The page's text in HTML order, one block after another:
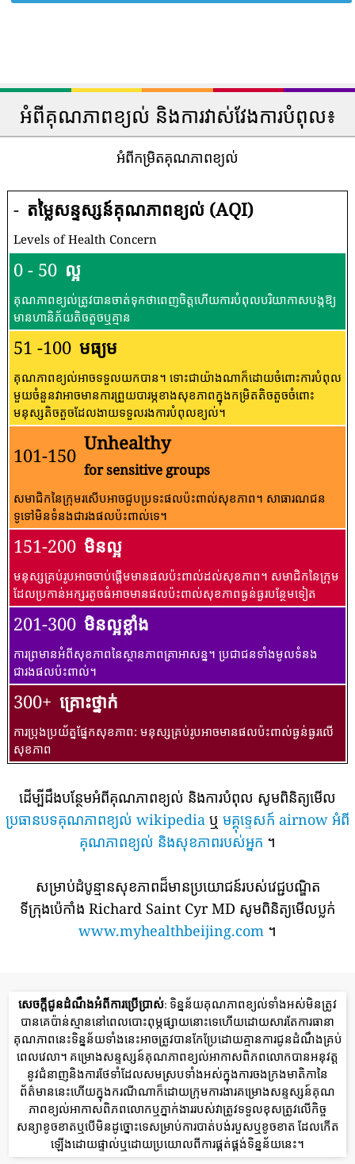
អំពីគុណភាពខ្យល់ និងការវាស់វែងការបំពុល៖
អំពីកម្រិតគុណភាពខ្យល់
- តម្លៃសន្ទស្សន៍គុណភាពខ្យល់ (AQI)
Levels of Health Concern
0 - 50 ល្អ
គុណភាពខ្យល់ត្រូវបានចាត់ទុកថាពេញចិត្តហើយការបំពុលបរិយាកាសបង្កឱ្យ
មានហានិភ័យតិចតួចឬគ្មាន
51 -100 មធ្យម
គុណភាពខ្យល់អាចទទួលយកបាន។ ទោះជាយ៉ាងណាក៏ដោយចំពោះការបំពុល
មួយចំនួនវាអាចមានការព្រួយបារម្ភខាងសុខភាពក្នុងកម្រិតតិចតួចចំពោះ
មនុស្សតិចតួចដែលងាយទទួលរងការបំពុលខ្យល់។
101-150
Unhealthy
for sensitive groups
សមាជិកនៃក្រុមរសើបអាចជួបប្រទះផលប៉ះពាល់សុខភាព។ សាធារណជន​
ទូទៅ​មិន​ទំនង​ជា​រង​ផល​ប៉ះពាល់​ទេ។
151-200 មិនល្អ
មនុស្សគ្រប់រូបអាចចាប់ផ្តើមមានផលប៉ះពាល់ដល់សុខភាព។ សមាជិកនៃក្រុម
ដែលប្រកាន់អក្សរតូចធំអាចមានផលប៉ះពាល់សុខភាពធ្ងន់ធ្ងរបន្ថែមទៀត
201-300 មិនល្អខ្លាំង
ការព្រមានអំពីសុខភាពនៃស្ថានភាពគ្រាអាសន្ន។ ប្រជាជនទាំងមូលទំនង
ជារងផលប៉ះពាល់។
300+ គ្រោះថ្នាក់
ការប្រុងប្រយ័ត្នផ្នែកសុខភាព: មនុស្សគ្រប់រូបអាចមានផលប៉ះពាល់ធ្ងន់ធ្ងរលើ
សុខភាព
ដើម្បីដឹងបន្ថែមអំពីគុណភាពខ្យល់ និងការបំពុល សូមពិនិត្យមើល
ប្រធានបទគុណភាពខ្យល់ wikipedia ឬ មគ្គុទ្ទេសក៍ airnow អំពី
គុណភាពខ្យល់ និងសុខភាពរបស់អ្នក ។
សម្រាប់ដំបូន្មានសុខភាពដ៏មានប្រយោជន៍របស់វេជ្ជបណ្ឌិត
ទីក្រុងប៉េកាំង Richard Saint Cyr MD សូមពិនិត្យមើលប្លក់
www.myhealthbeijing.com ។
សេចក្តីជូនដំណឹងអំពីការប្រើប្រាស់: ទិន្នន័យគុណភាពខ្យល់ទាំងអស់មិនត្រូវ
បានគេប៉ាន់ស្មាននៅពេលបោះពុម្ភផ្សាយនោះទេហើយដោយសារតែការធានា
គុណភាពនេះទិន្នន័យទាំងនេះអាចត្រូវបានកែប្រែដោយគ្មានការជូនដំណឹងគ្រប់
ពេលវេលា។ គម្រោងសន្ទស្សន៍គុណភាពខ្យល់អាកាសពិភពលោកបានអនុវត្ត
នូវជំនាញនិងការថែទាំដែលសមស្របទាំងអស់ក្នុងការចងក្រងមាតិកានៃ
ព័ត៌មាននេះហើយក្នុងករណីណាក៏ដោយក្រុមការងារគម្រោងសន្ទស្សន៍គុណ
ភាពខ្យល់អាកាសពិភពលោកឬភ្នាក់ងាររបស់វាត្រូវទទួលខុសត្រូវលើកិច្ច
សន្យាខូចខាតឬបើមិនដូច្នោះទេសម្រាប់ការបាត់បង់របួសឬខូចខាត ដែលកើត
ឡើងដោយផ្ទាល់ឬដោយប្រយោលពីការផ្គត់ផ្គង់ទិន្នន័យនេះ។